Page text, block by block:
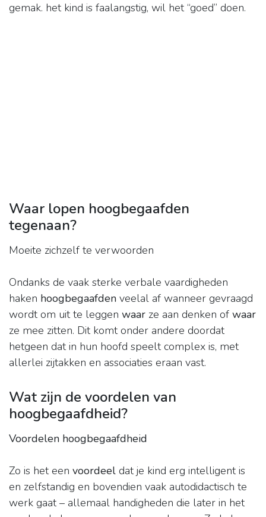
gemak. het kind is faalangstig, wil het “goed” doen.
Waar lopen hoogbegaafden
tegenaan?
Moeite zichzelf te verwoorden
Ondanks de vaak sterke verbale vaardigheden
haken hoogbegaafden veelal af wanneer gevraagd
wordt om uit te leggen waar ze aan denken of waar
ze mee zitten. Dit komt onder andere doordat
hetgeen dat in hun hoofd speelt complex is, met
allerlei zijtakken en associaties eraan vast.
Wat zijn de voordelen van
hoogbegaafdheid?
Voordelen hoogbegaafdheid
Zo is het een voordeel dat je kind erg intelligent is
en zelfstandig en bovendien vaak autodidactisch te
werk gaat – allemaal handigheden die later in het